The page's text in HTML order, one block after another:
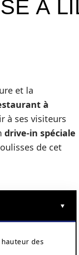
À
et la
à
à ses visiteurs
drive-in spéciale
de cet
des